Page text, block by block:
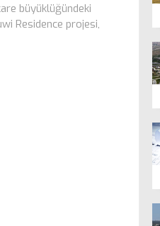
büyüklüğündeki
Residence projesi,